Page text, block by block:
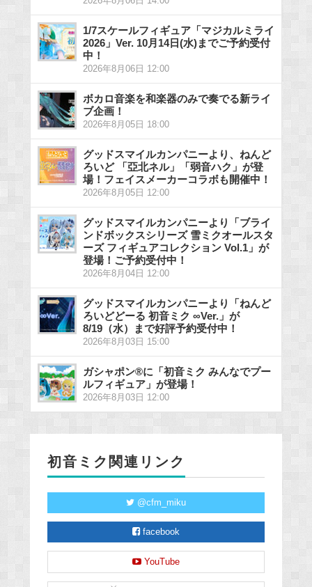
1/7スケールフィギュア「マジカルミライ
2026」Ver. 10月14日(水)までご予約受付
中！
2026年8月06日 12:00
ボカロ音楽を和楽器のみで奏でる新ライ
ブ企画！
2026年8月05日 18:00
グッドスマイルカンパニーより、ねんど
ろいど 「亞北ネル」「弱音ハク」が登
場！フェイスメーカーコラボも開催中！
2026年8月05日 12:00
グッドスマイルカンパニーより「ブライ
ンドボックスシリーズ 雪ミクオールスタ
ーズ フィギュアコレクション Vol.1」が
登場！ご予約受付中！
2026年8月04日 12:00
グッドスマイルカンパニーより「ねんど
ろいどどーる 初音ミク ∞Ver.」が
8/19（水）まで好評予約受付中！
2026年8月03日 15:00
ガシャポン®に「初音ミク みんなでプー
ルフィギュア」が登場！
2026年8月03日 12:00
初音ミク関連リンク
@cfm_miku
facebook
YouTube